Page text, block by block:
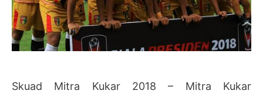
Skuad Mitra Kukar 2018 – Mitra Kukar